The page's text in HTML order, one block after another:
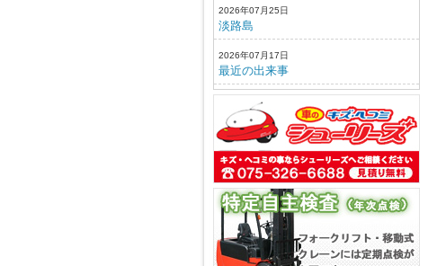
2026年07月25日
淡路島
2026年07月17日
最近の出来事